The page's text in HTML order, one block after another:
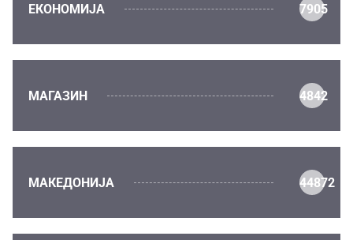
ЕКОНОМИЈА 7905
МАГАЗИН 4842
МАКЕДОНИЈА 44872